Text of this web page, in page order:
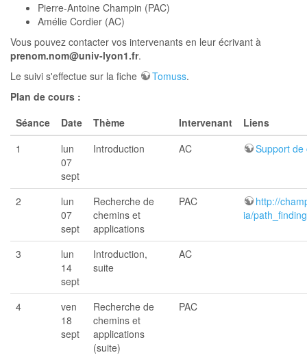
Pierre-Antoine Champin (PAC)
Amélie Cordier (AC)
Vous pouvez contacter vos intervenants en leur écrivant à
prenom.nom@univ-lyon1.fr.
Le suivi s'effectue sur la fiche
Tomuss.
Plan de cours :
Séance
Date Thème Intervenant
Liens
1
lun
07
sept
Introduction AC Support de
2
lun
07
sept
Recherche de
chemins et
applications
PAC
http://
ia/
3
lun
14
sept
Introduction,
suite
AC
4
ven
18
sept
Recherche de
chemins et
applications
(suite)
PAC